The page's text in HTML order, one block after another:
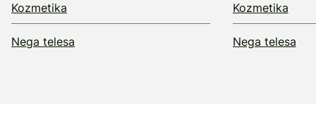
Kozmetika
Nega telesa
Kozmetika
Nega telesa